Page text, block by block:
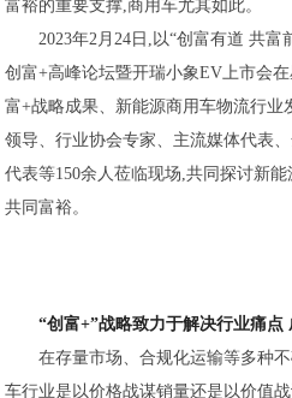
富裕的重要支撑,商用车尤其如此。
2023年2月24日,以“创富有道 共
创富+高峰论坛暨开瑞小象EV上市会
富+战略成果、新能源商用车物流行
领导、行业协会专家、主流媒体代表
代表等150余人莅临现场,共同探讨新
共同富裕。
“创富+”战略致力于解决行业痛点
在存量市场、合规化运输等多种
车行业是以价格战谋销量还是以价值